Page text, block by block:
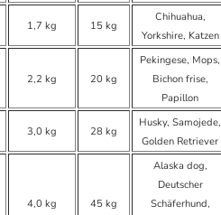
1,7 kg 15 kg
Chihuahua,
Yorkshire, Katzen
2,2 kg 20 kg
Pekingese, Mops,
Bichon frise,
Papillon
3,0 kg 28 kg
Husky, Samojede,
Golden Retriever
4,0 kg 45 kg
Alaska dog,
Deutscher
Schäferhund,